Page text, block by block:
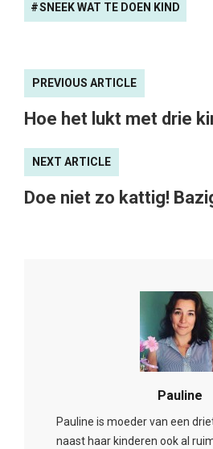
SNEEK WAT TE DOEN KIND
PREVIOUS ARTICLE
Hoe het lukt met drie
NEXT ARTICLE
Doe niet zo kattig!
Pauline
Pauline is moeder van een
naast haar kinderen ook al